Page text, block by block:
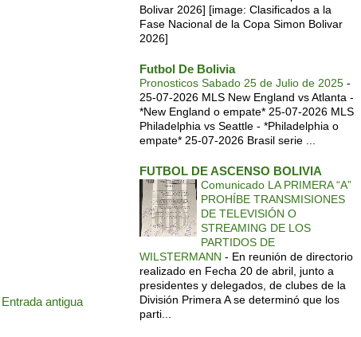
Entrada antigua
Bolivar 2026] [image: Clasificados a la
Fase Nacional de la Copa Simon Bolivar
2026]
Futbol De Bolivia
Pronosticos Sabado 25 de Julio de 2025 -
25-07-2026 MLS New England vs Atlanta -
*New England o empate* 25-07-2026 MLS
Philadelphia vs Seattle - *Philadelphia o
empate* 25-07-2026 Brasil serie ...
FUTBOL DE ASCENSO BOLIVIA
Comunicado LA PRIMERA “A”
PROHÍBE TRANSMISIONES
DE TELEVISIÓN O
STREAMING DE LOS
PARTIDOS DE
WILSTERMANN - En reunión de directorio
realizado en Fecha 20 de abril, junto a
presidentes y delegados, de clubes de la
División Primera A se determinó que los
parti...